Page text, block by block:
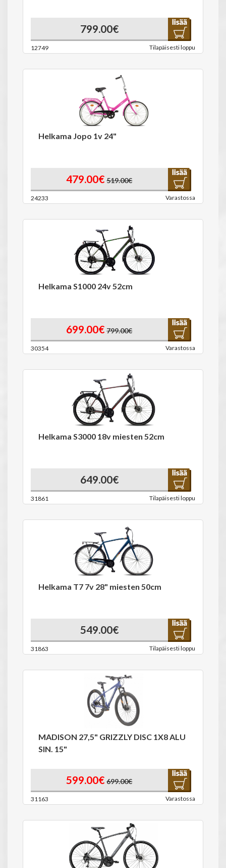
799.00€
12749 Tilapäisesti loppu
Helkama Jopo 1v 24"
479.00€ 519.00€
24233 Varastossa
Helkama S1000 24v 52cm
699.00€ 799.00€
30354 Varastossa
Helkama S3000 18v miesten 52cm
649.00€
31861 Tilapäisesti loppu
Helkama T7 7v 28" miesten 50cm
549.00€
31863 Tilapäisesti loppu
MADISON 27,5" GRIZZLY DISC 1X8 ALU
SIN. 15"
599.00€ 699.00€
31163 Varastossa